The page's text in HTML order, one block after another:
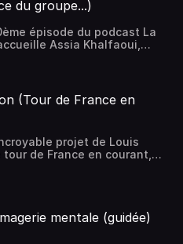
du groupe...)
épisode du podcast La
Assia Khalfaoui,
de rugby féminin.
(Tour de France en
projet de Louis
de France en courant,
marathon par jour sur les
Suivez son parcours sur ses
mentale (guidée)